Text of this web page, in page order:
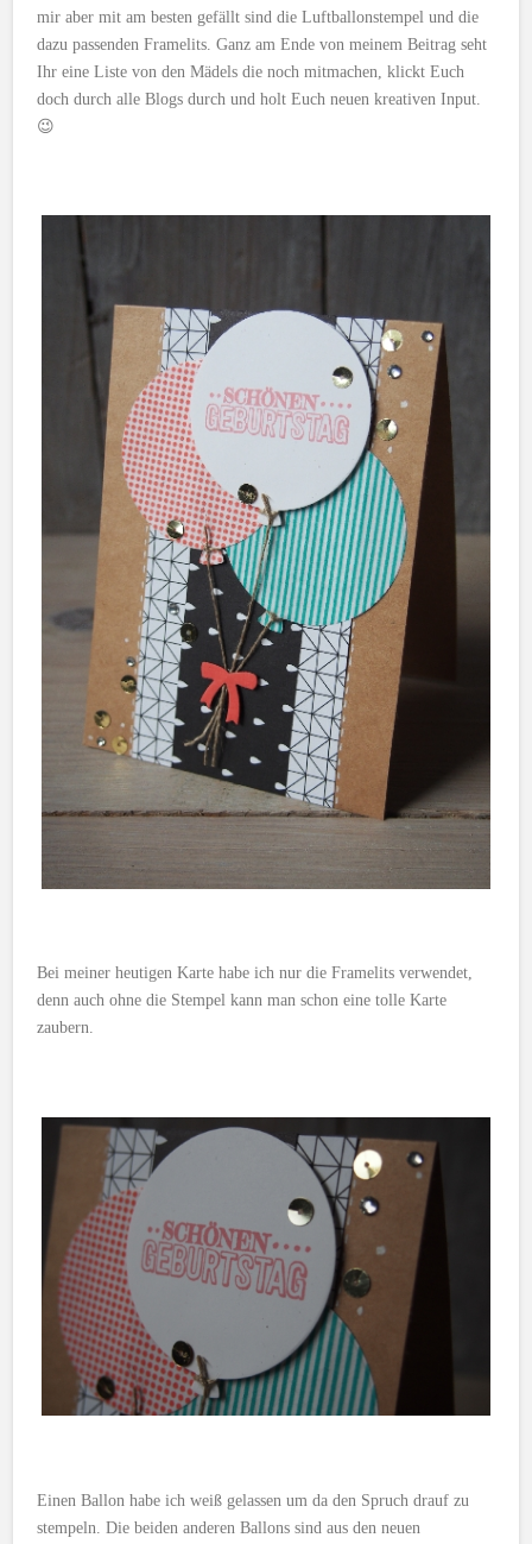
mir aber mit am besten gefällt sind die Luftballonstempel und die
dazu passenden Framelits. Ganz am Ende von meinem Beitrag seht
Ihr eine Liste von den Mädels die noch mitmachen, klickt Euch
doch durch alle Blogs durch und holt Euch neuen kreativen Input.
😉
Bei meiner heutigen Karte habe ich nur die Framelits verwendet,
denn auch ohne die Stempel kann man schon eine tolle Karte
zaubern.
Einen Ballon habe ich weiß gelassen um da den Spruch drauf zu
stempeln. Die beiden anderen Ballons sind aus den neuen